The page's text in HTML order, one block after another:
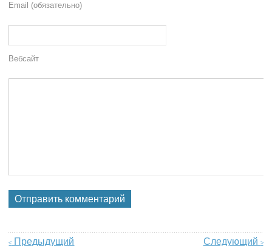
Email (обязательно)
Вебсайт
< Предыдущий Следующий >